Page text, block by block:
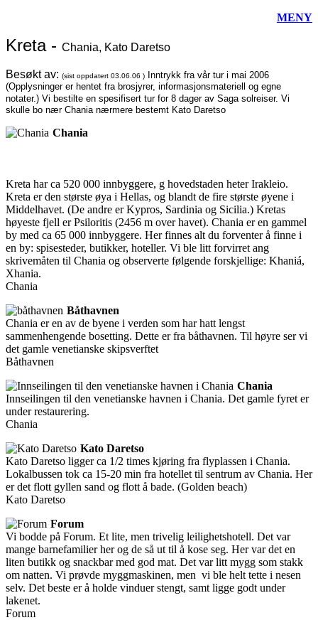
MENY
Kreta - Chania, Kato Daretso
Besøkt av: (sist oppdatert 03.06.06 )
Inntrykk fra vår tur i mai 2006
(Opplysninger er hentet fra brosjyrer, informasjonsmateriell og egne
notater.) Vi bestilte en spesifisert tur for 8 dager av Saga solreiser. Vi
skulle bo nær Chania nærmere bestemt Kato Daretso
Chania
Kreta har ca 520 000 innbyggere, g hovedstaden heter Irakleio.
Kreta er den største øya i Hellas, og blandt de fire største øyene i
Middelhavet. (De andre er Kypros, Sardinia og Sicilia.) Kretas
høyeste fjell er Psiloritis (2456 m over havet). Chania er en gammel
by med ca 65 000 innbyggere. Her finnes alt du forventer å finne i
en by: spisesteder, butikker, hoteller. Vi ble litt forvirret ang
skrivemåten til Chania og observerte følgende forskjellige: Khaniá,
Xhania.
Chania
Båthavnen
Chania er en av de byene i verden som har hatt lengst
sammenhengende bosetting. Dette er fra båthavnen. Til høyre ser vi
det gamle venetianske skipsverftet
Båthavnen
Chania
Innseilingen til den venetianske havnen i Chania. Det gamle fyret er
under restaurering.
Chania
Kato Daretso
Kato Daretso ligger ca 1/2 times kjøring fra flyplassen i Chania.
Lokalbussen tok ca 15-20 min fra hotellet til sentrum av Chania. Her
er det flott gyllen sand og flott å bade. (Golden beach)
Kato Daretso
Forum
Vi bodde på Forum. Et lite, men trivelig leilighetshotell. Det var
mange barnefamilier her og de så ut til å kose seg. Her var det en
liten butikk og snackbar med god mat. Det var litt mygg som stakk
om natten. Vi prøvde myggmaskinen, men vi ble helt tette i nesen
selv. Det beste er å holde vinduer stengt, samt ligge godt under
lakenet.
Forum